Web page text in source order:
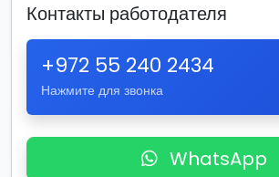
Контакты работодателя
+972 55 240 2434
Нажмите для звонка
WhatsApp